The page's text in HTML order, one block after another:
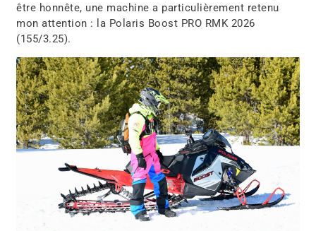
être honnête, une machine a particulièrement retenu
mon attention : la Polaris Boost PRO RMK 2026
(155/3.25).